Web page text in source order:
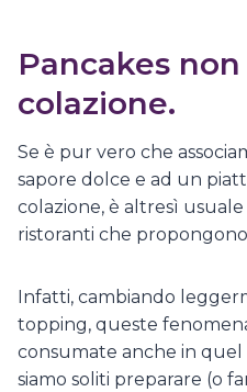
Pancakes non
colazione.
Se è pur vero che
sapore dolce e ad un
colazione, è altresì
ristoranti che propongono
Infatti, cambiando
topping, queste
consumate anche in quel
siamo soliti preparare (o